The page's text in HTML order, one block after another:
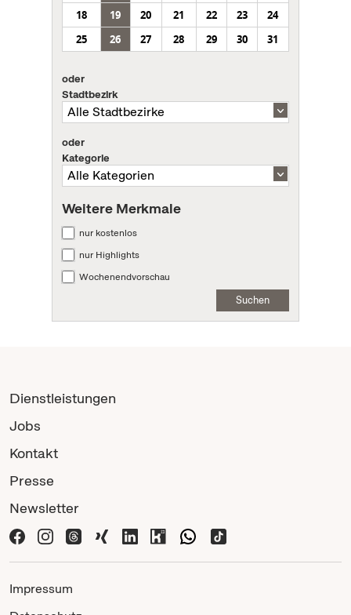
18
19 20 21 22 23
24
25
26 27 28 29 30 31
oder
Stadtbezirk
oder
Kategorie
Weitere Merkmale
nur kostenlos
nur Highlights
Wochenendvorschau
Suchen
Dienstleistungen
Jobs
Kontakt
Presse
Newsletter
Impressum